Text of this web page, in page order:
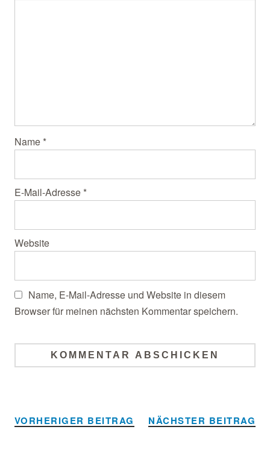
Name *
E-Mail-Adresse *
Website
Name, E-Mail-Adresse und Website in diesem
Browser für meinen nächsten Kommentar speichern.
VORHERIGER BEITRAG NÄCHSTER BEITRAG